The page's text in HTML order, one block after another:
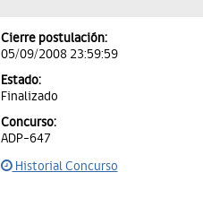
Cierre postulación:
05/09/2008 23:59:59
Estado:
Finalizado
Concurso:
ADP-647
Historial Concurso